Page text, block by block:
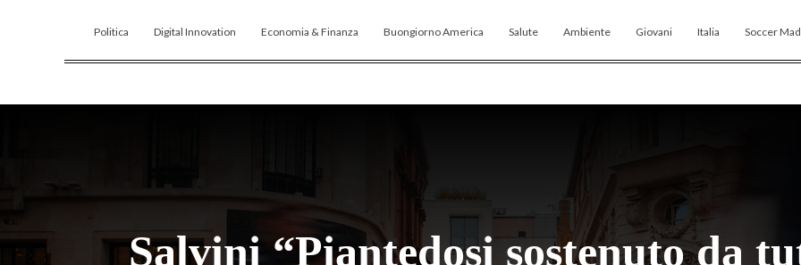
Politica Digital Innovation Economia & Finanza Buongiorno America Salute Ambiente Giovani Italia Soccer
Salvini “Piantedosi sostenuto da